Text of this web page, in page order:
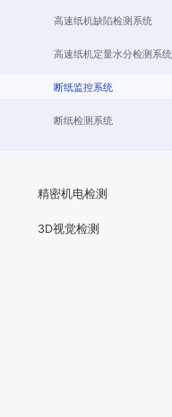
高速纸机缺陷检测系统
高速纸机定量水分检测系统
断纸监控系统
断纸检测系统
精密机电检测
3D视觉检测